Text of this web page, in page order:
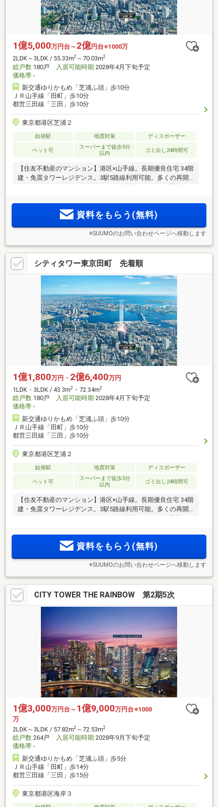
1億5,000万円台～ 2億円台※1000万
2LDK～3LDK / 55.33m2 ～70.03m2
総戸数 180戸 入居可能時期 2028年4月下旬予定
価格帯 -
新交通ゆりかもめ「芝浦ふ頭」歩10分
ＪＲ山手線「田町」歩10分
都営三田線「三田」歩10分
東京都港区芝浦２
始発駅 地震対策 ディスポーザー
ペット可
スーパーまで徒歩5分
以内
ゴミ出し24時間可
【住友不動産のマンション】港区×山手線。長期優良住宅 34階
建・免震タワーレジデンス。3駅5路線利用可能。多くの再開
資料をもらう(無料)
※SUUMOのお問い合わせページへ移動します
シティタワー東京田町 先着順
1億1,800万円・ 2億6,400万円
1LDK・3LDK / 43.3m2 ・72.34m2
総戸数 180戸 入居可能時期 2028年4月下旬予定
価格帯 -
新交通ゆりかもめ「芝浦ふ頭」歩10分
ＪＲ山手線「田町」歩10分
都営三田線「三田」歩10分
東京都港区芝浦２
始発駅 地震対策 ディスポーザー
ペット可
スーパーまで徒歩5分
以内
ゴミ出し24時間可
【住友不動産のマンション】港区×山手線。長期優良住宅 34階
建・免震タワーレジデンス。3駅5路線利用可能。多くの再開
資料をもらう(無料)
※SUUMOのお問い合わせページへ移動します
CITY TOWER THE RAINBOW 第2期5次
1億3,000万円台～ 1億9,000万円台※1000
万
2LDK～3LDK / 57.82m2 ～72.53m2
総戸数 264戸 入居可能時期 2028年9月下旬予定
価格帯 -
新交通ゆりかもめ「芝浦ふ頭」歩5分
ＪＲ山手線「田町」歩14分
都営三田線「三田」歩15分
東京都港区海岸３